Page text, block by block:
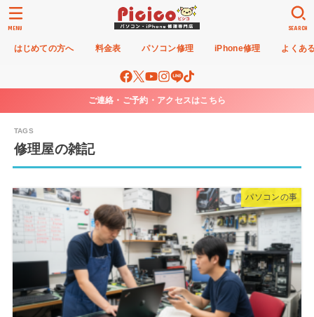
はじめての方へ 料金表 パソコン修理 iPhone修理 よくあ
SEARCH
MENU
ご連絡・ご予約・アクセスはこちら
修理屋の雑記
パソコンの事